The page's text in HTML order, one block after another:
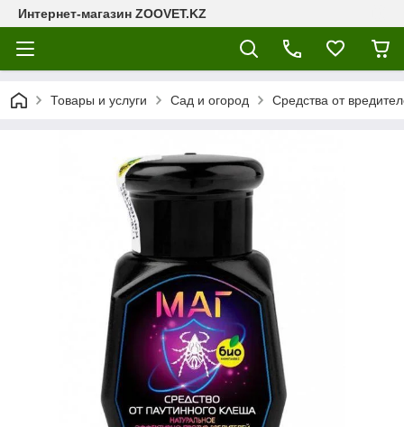
Интернет-магазин ZOOVET.KZ
Товары и услуги Сад и огород Средства от